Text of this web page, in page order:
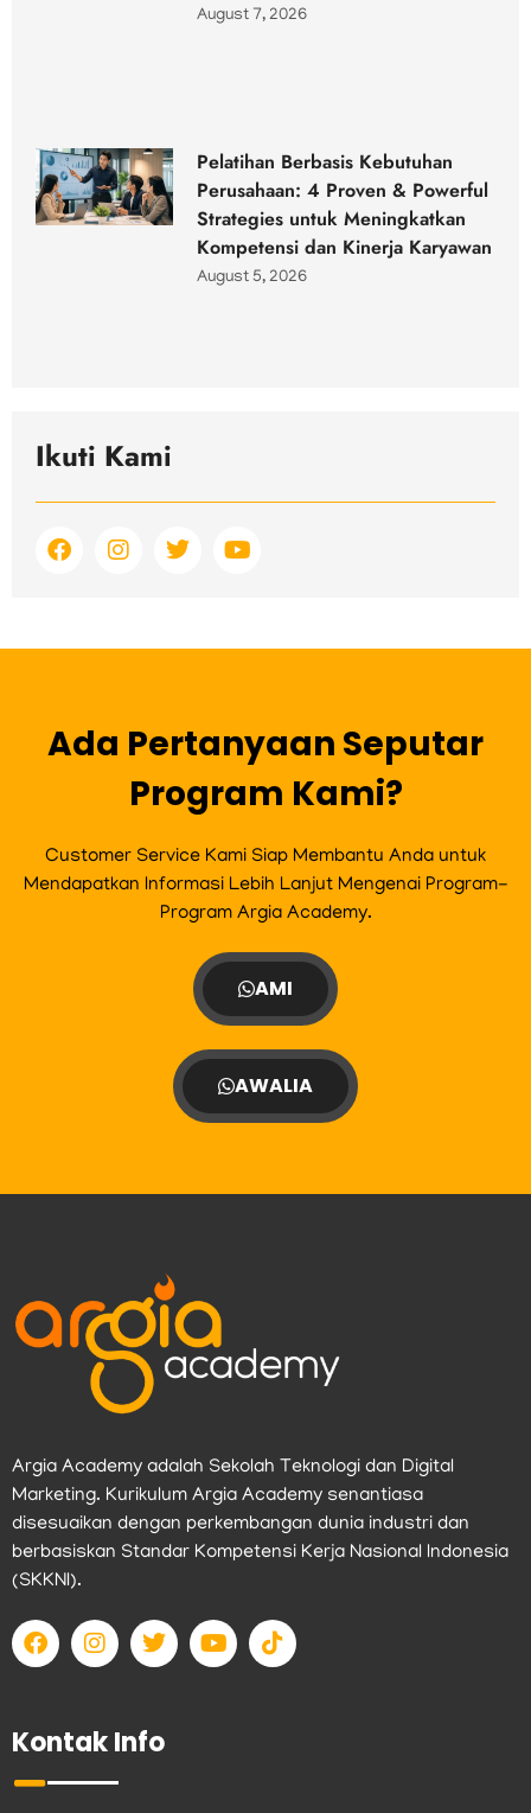
August 7, 2026
Pelatihan Berbasis Kebutuhan
Perusahaan: 4 Proven & Powerful
Strategies untuk Meningkatkan
Kompetensi dan Kinerja Karyawan
August 5, 2026
Ikuti Kami
F
a
o
I
n
g
m
T
w
e
Y
o
b
Ada Pertanyaan Seputar
Program Kami?
Customer Service Kami Siap Membantu Anda untuk
Mendapatkan Informasi Lebih Lanjut Mengenai Program-
Program Argia Academy.
AMI
AWALIA
Argia Academy adalah Sekolah Teknologi dan Digital
Marketing. Kurikulum Argia Academy senantiasa
disesuaikan dengan perkembangan dunia industri dan
berbasiskan Standar Kompetensi Kerja Nasional Indonesia
(SKKNI).
F
a
c
o
o
k
I
n
s
a
g
a
T
w
i
e
Y
o
u
T
i
k
Kontak Info